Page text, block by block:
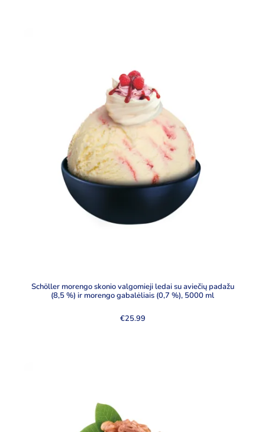
Schöller morengo skonio valgomieji ledai su aviečių padažu
(8,5 %) ir morengo gabalėliais (0,7 %), 5000 ml
€25.99